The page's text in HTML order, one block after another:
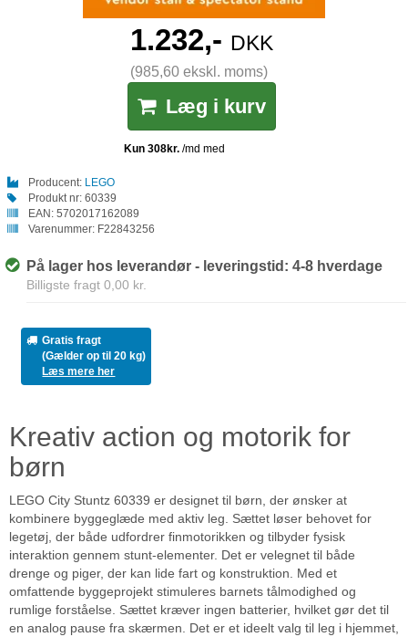
1.232,- DKK
(985,60 ekskl. moms)
Læg i kurv
Producent: LEGO
Produkt nr: 60339
EAN: 5702017162089
Varenummer: F22843256
På lager hos leverandør - leveringstid: 4-8 hverdage
Billigste fragt 0,00 kr.
Gratis fragt
(Gælder op til 20 kg)
Læs mere her
Kreativ action og motorik for
børn
LEGO City Stuntz 60339 er designet til børn, der ønsker at
kombinere byggeglæde med aktiv leg. Sættet løser behovet for
legetøj, der både udfordrer finmotorikken og tilbyder fysisk
interaktion gennem stunt-elementer. Det er velegnet til både
drenge og piger, der kan lide fart og konstruktion. Med et
omfattende byggeprojekt stimuleres barnets tålmodighed og
rumlige forståelse. Sættet kræver ingen batterier, hvilket gør det til
en analog pause fra skærmen. Det er et ideelt valg til leg i hjemmet,